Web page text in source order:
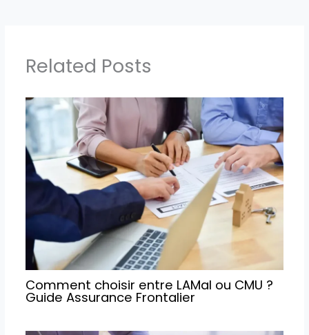
Related Posts
Comment choisir entre LAMal ou CMU ?
Guide Assurance Frontalier